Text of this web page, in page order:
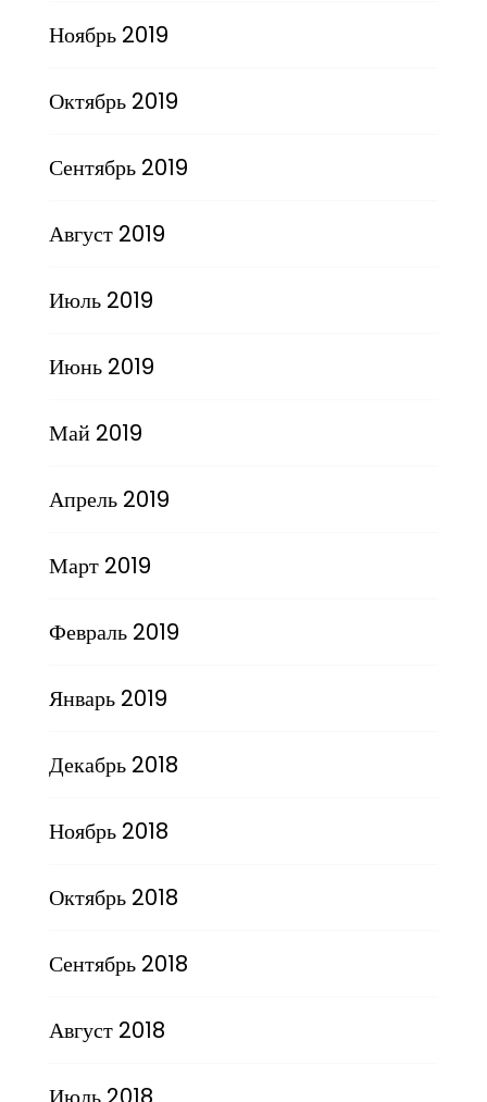
Ноябрь 2019
Октябрь 2019
Сентябрь 2019
Август 2019
Июль 2019
Июнь 2019
Май 2019
Апрель 2019
Март 2019
Февраль 2019
Январь 2019
Декабрь 2018
Ноябрь 2018
Октябрь 2018
Сентябрь 2018
Август 2018